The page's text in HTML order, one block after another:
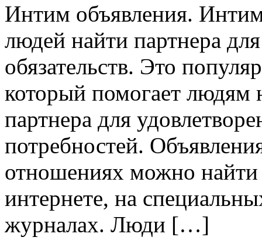
Интим oбъявлeния.
людей найти партнера
обязательств. Это
который помогает людям
партнера для
потребностей.
отношениях можно
интернете, на
журналах. Люди […]